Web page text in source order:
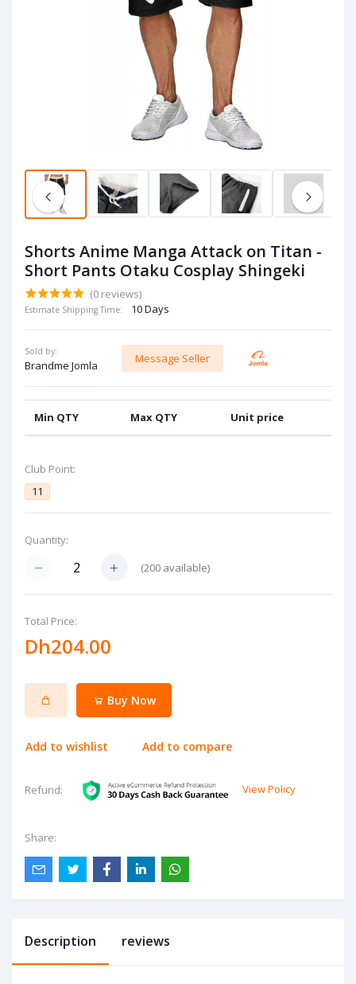
Shorts Anime Manga Attack on Titan -
Short Pants Otaku Cosplay Shingeki
(0 reviews)
Estimate Shipping Time: 10 Days
Sold by:
Brandme Jomla
Message Seller
Min QTY Max QTY Unit price
Club Point:
11
Quantity:
(200 available)
Total Price:
Dh204.00
Buy Now
Add to wishlist Add to compare
Refund: View Policy
Share:
Description reviews